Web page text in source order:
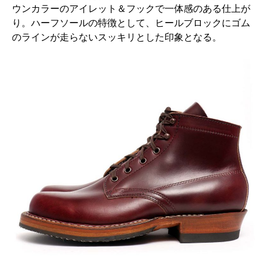
ウンカラーのアイレット＆フックで一体感のある仕上が
り。ハーフソールの特徴として、ヒールブロックにゴム
のラインが走らないスッキリとした印象となる。